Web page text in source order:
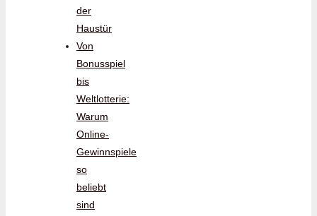
der
Haustür
Von
Bonusspiel
bis
Weltlotterie:
Warum
Online-
Gewinnspiele
so
beliebt
sind